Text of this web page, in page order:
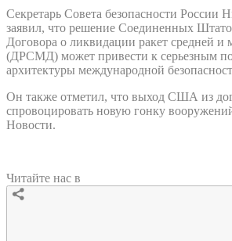
Секретарь Совета безопасности России
заявил, что решение Соединенных
Договора о ликвидации ракет средней и
(ДРСМД) может привести к серьезным
архитектуры международной
Он также отметил, что выход США из
спровоцировать новую гонку
Новости.
Читайте нас в